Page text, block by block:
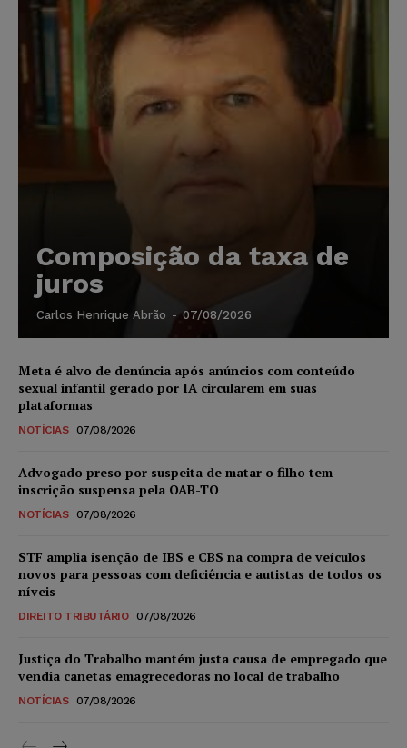
Composição da taxa de
juros
Carlos Henrique Abrão - 07/08/2026
Meta é alvo de denúncia após anúncios com conteúdo
sexual infantil gerado por IA circularem em suas
plataformas
NOTÍCIAS 07/08/2026
Advogado preso por suspeita de matar o filho tem
inscrição suspensa pela OAB-TO
NOTÍCIAS 07/08/2026
STF amplia isenção de IBS e CBS na compra de veículos
novos para pessoas com deficiência e autistas de todos os
níveis
DIREITO TRIBUTÁRIO 07/08/2026
Justiça do Trabalho mantém justa causa de empregado que
vendia canetas emagrecedoras no local de trabalho
NOTÍCIAS 07/08/2026